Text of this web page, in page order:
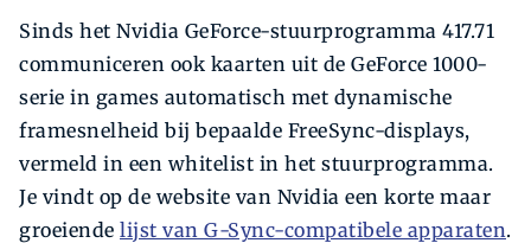
Sinds het Nvidia GeForce-stuurprogramma 417.71
communiceren ook kaarten uit de GeForce 1000-
serie in games automatisch met dynamische
framesnelheid bij bepaalde FreeSync-displays,
vermeld in een whitelist in het stuurprogramma.
Je vindt op de website van Nvidia een korte maar
groeiende lijst van G-Sync-compatibele apparaten.